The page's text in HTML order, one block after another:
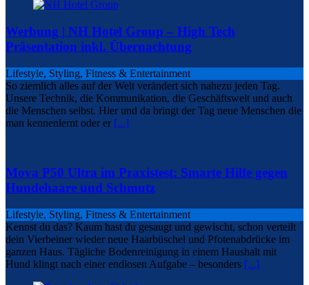
Werbung | NH Hotel Group – High Tech
Präsentation inkl. Übernachtung
Lifestyle, Styling, Fitness & Entertainment
So ziemlich alles auf der Welt verändert sich nahezu jeden Tag.
Unsere Technik, die Kommunikation, die Geschäftswelt und auch
die Menschen selbst. Hier und da bringt der Tag neue Menschen die
man kennenlernt oder er [...]
Mova P50 Ultra im Praxistest: Smarte Hilfe gegen
Hundehaare und Schmutz
Lifestyle, Styling, Fitness & Entertainment
Kennst du das? Kaum hast du gesaugt und gewischt, schon verteilt
dein Vierbeiner wieder neue Haarbüschel und Pfotenabdrücke im
ganzen Haus. Tägliche Bodenreinigung in einem Haushalt mit
Hund klingt nach einer endlosen Aufgabe – besonders [...]